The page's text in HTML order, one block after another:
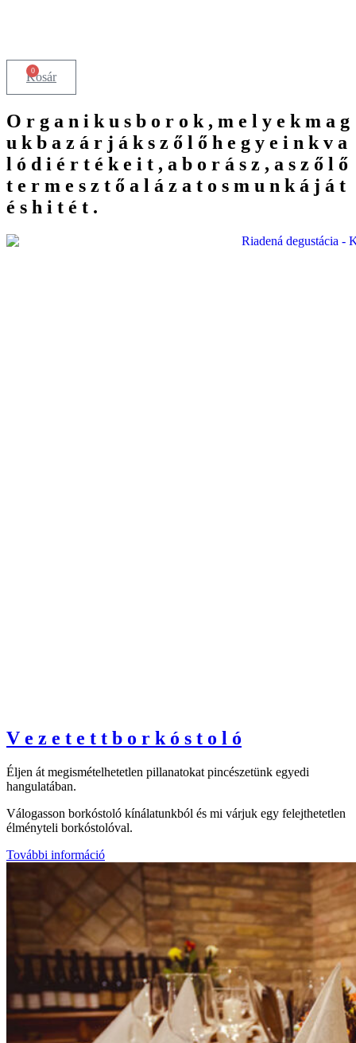
0
Kosár
O r g a n i k u s b o r o k , m e l y e k m a g
u k b a z á r j á k s z ő l ő h e g y e i n k v a
l ó d i é r t é k e i t , a b o r á s z , a s z ő l ő
t e r m e s z t ő a l á z a t o s m u n k á j á t
é s h i t é t .
V e z e t e t t b o r k ó s t o l ó
Éljen át megismételhetetlen pillanatokat pincészetünk egyedi
hangulatában.
Válogasson borkóstoló kínálatunkból és mi várjuk egy felejthetetlen
élményteli borkóstolóval.
További információ